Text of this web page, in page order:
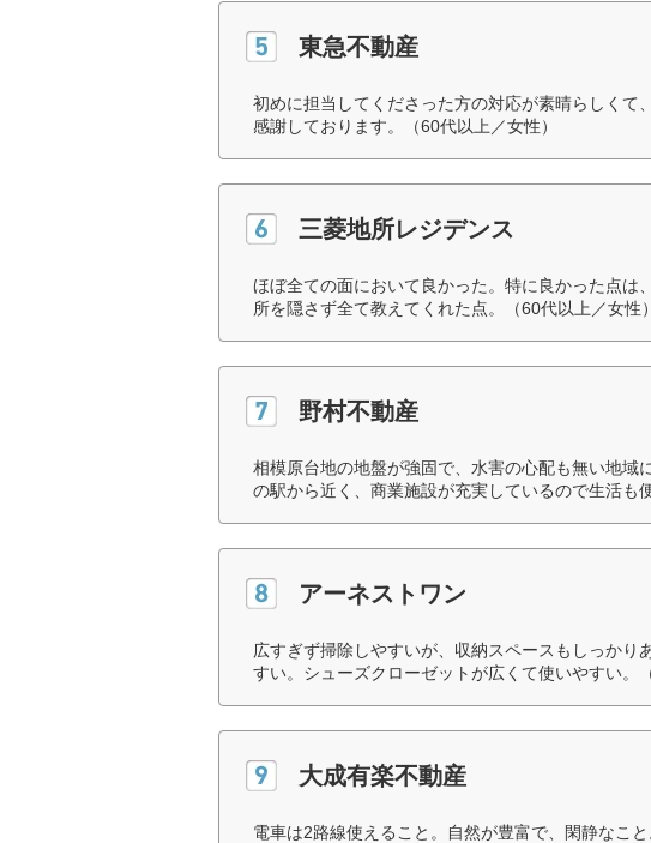
東急不動産
初めに担当してくださった方の対応が素晴らしくて
感謝しております。（60代以上／女性）
三菱地所レジデンス
ほぼ全ての面において良かった。特に良かった点は
所を隠さず全て教えてくれた点。（60代以上／女性）
野村不動産
相模原台地の地盤が強固で、水害の心配も無い地域
の駅から近く、商業施設が充実しているので生活も
アーネストワン
広すぎず掃除しやすいが、収納スペースもしっかり
すい。シューズクローゼットが広くて使いやすい。
大成有楽不動産
電車は2路線使えること。自然が豊富で、閑静なこ